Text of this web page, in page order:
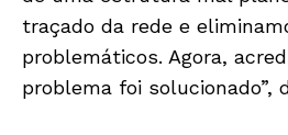
traçado da rede e
problemáticos. Agora,
problema foi solucionado”,